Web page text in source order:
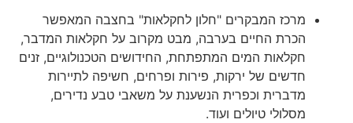
מרכז המבקרים "חלון לחקלאות" בחצבה המאפשר
הכרת החיים בערבה, מבט מקרוב על חקלאות המדבר,
חקלאות המים המתפתחת, החידושים הטכנולוגיים, זנים
חדשים של ירקות, פירות ופרחים, חשיפה לתיירות
מדברית וכפרית הנשענת על משאבי טבע נדירים,
מסלולי טיולים ועוד.